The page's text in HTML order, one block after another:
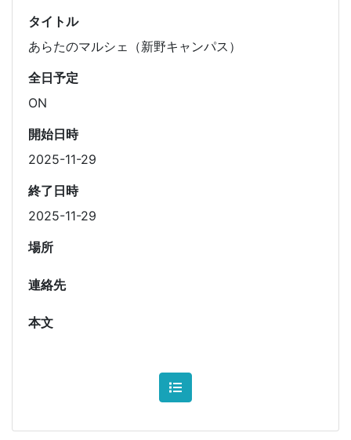
タイトル
あらたのマルシェ（新野キャンパス）
全日予定
ON
開始日時
2025-11-29
終了日時
2025-11-29
場所
連絡先
本文